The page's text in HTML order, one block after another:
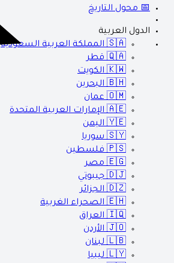
📅 محول التاريخ
الدول العربية
🇸🇦 المملكة العربية السعودية
🇶🇦 قطر
🇰🇼 الكويت
🇧🇭 البحرين
🇴🇲 عمان
🇦🇪 الإمارات العربية المتحدة
🇾🇪 اليمن
🇸🇾 سوريا
🇵🇸 فلسطين
🇪🇬 مصر
🇩🇯 جيبوتي
🇩🇿 الجزائر
🇪🇭 الصحراء الغربية
🇮🇶 العراق
🇯🇴 الأردن
🇱🇧 لبنان
🇱🇾 ليبيا